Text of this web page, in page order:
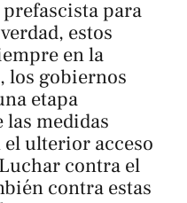
para
estos
en la
los gobiernos
etapa
medidas
ulterior acceso
contra el
contra estas